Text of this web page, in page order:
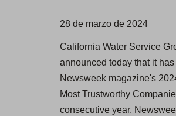
28 de marzo de 2024
California Water Service
announced today that it
Newsweek magazine's
Most Trustworthy
consecutive year.